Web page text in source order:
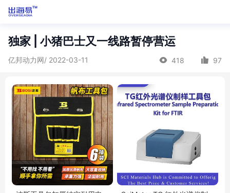
独家 | 小猪巴士又一线路暂停营运
亿邦动力网/ 2022-03-11 418 97